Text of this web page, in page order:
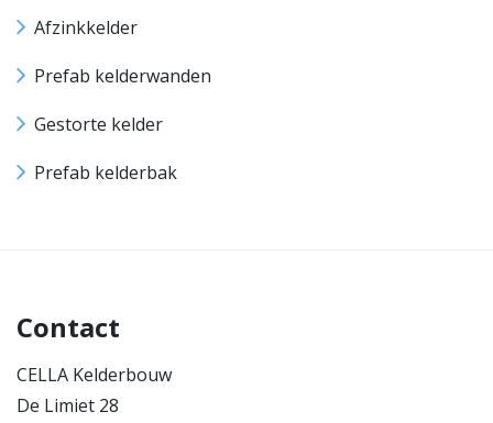
Afzinkkelder
Prefab kelderwanden
Gestorte kelder
Prefab kelderbak
Contact
CELLA Kelderbouw
De Limiet 28